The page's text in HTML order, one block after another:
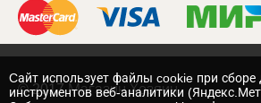
© 2017 Магазин Хозяин
Cайт использует файлы cookie при сборе
инструментов веб-аналитики